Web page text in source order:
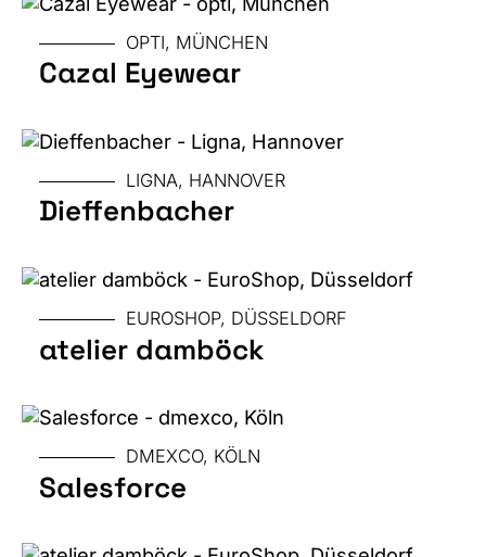
OPTI, MÜNCHEN
Cazal Eyewear
GRÖSSE
LIGNA, HANNOVER
Dieffenbacher
GRÖSSE
EUROSHOP, DÜSSELDORF
atelier damböck
GRÖSSE
DMEXCO, KÖLN
Salesforce
GRÖSSE